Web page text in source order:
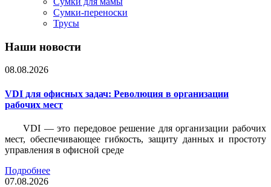
Сумки-переноски
Трусы
Наши новости
08.08.2026
VDI для офисных задач: Революция в организации
рабочих мест
VDI — это передовое решение для организации рабочих
мест, обеспечивающее гибкость, защиту данных и простоту
управления в офисной среде
Подробнее
07.08.2026